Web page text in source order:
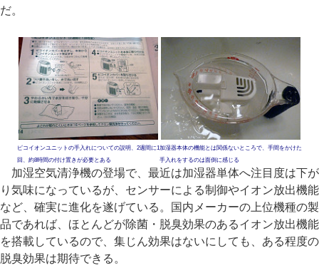
だ。
ピコイオンユニットの手入れについての説明、2週間に1
回、約8時間の付け置きが必要とある
加湿器本体の機能とは関係ないところで、手間をかけた
手入れをするのは面倒に感じる
加湿空気清浄機の登場で、最近は加湿器単体へ注目度は下が
り気味になっているが、センサーによる制御やイオン放出機能
など、確実に進化を遂げている。国内メーカーの上位機種の製
品であれば、ほとんどが除菌・脱臭効果のあるイオン放出機能
を搭載しているので、集じん効果はないにしても、ある程度の
脱臭効果は期待できる。